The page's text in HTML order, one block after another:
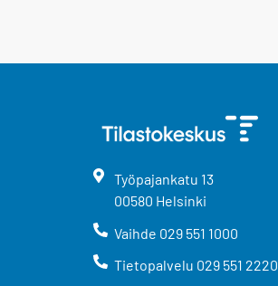
Työpajankatu 13
00580 Helsinki
Vaihde 029 551 1000
Tietopalvelu 029 551 2220